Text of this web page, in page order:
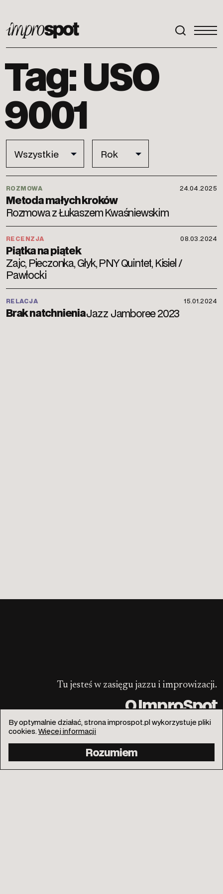
ImproSpot
Tag: USO
9001
Metoda małych kroków
Rozmowa z Łukaszem Kwaśniewskim
ROZMOWA 24.04.2025
Piątka na piątek
Zajc, Pieczonka, Głyk, PNY Quintet, Kisiel /
Pawłocki
RECENZJA 08.03.2024
Brak natchnieniaJazz Jamboree 2023
RELACJA 15.01.2024
Tu jesteś w zasięgu jazzu i improwizacji.
O ImproSpot
info@improspot.pl
By optymalnie działać, strona improspot.pl wykorzystuje pliki
cookies.Więcej informacji
Rozumiem